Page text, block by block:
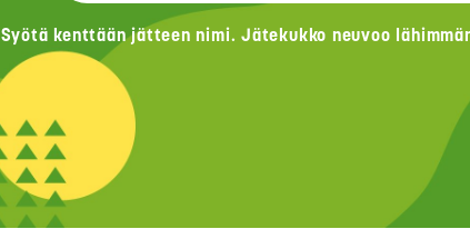
Syötä kenttään jätteen nimi. Jätekukko neuvoo